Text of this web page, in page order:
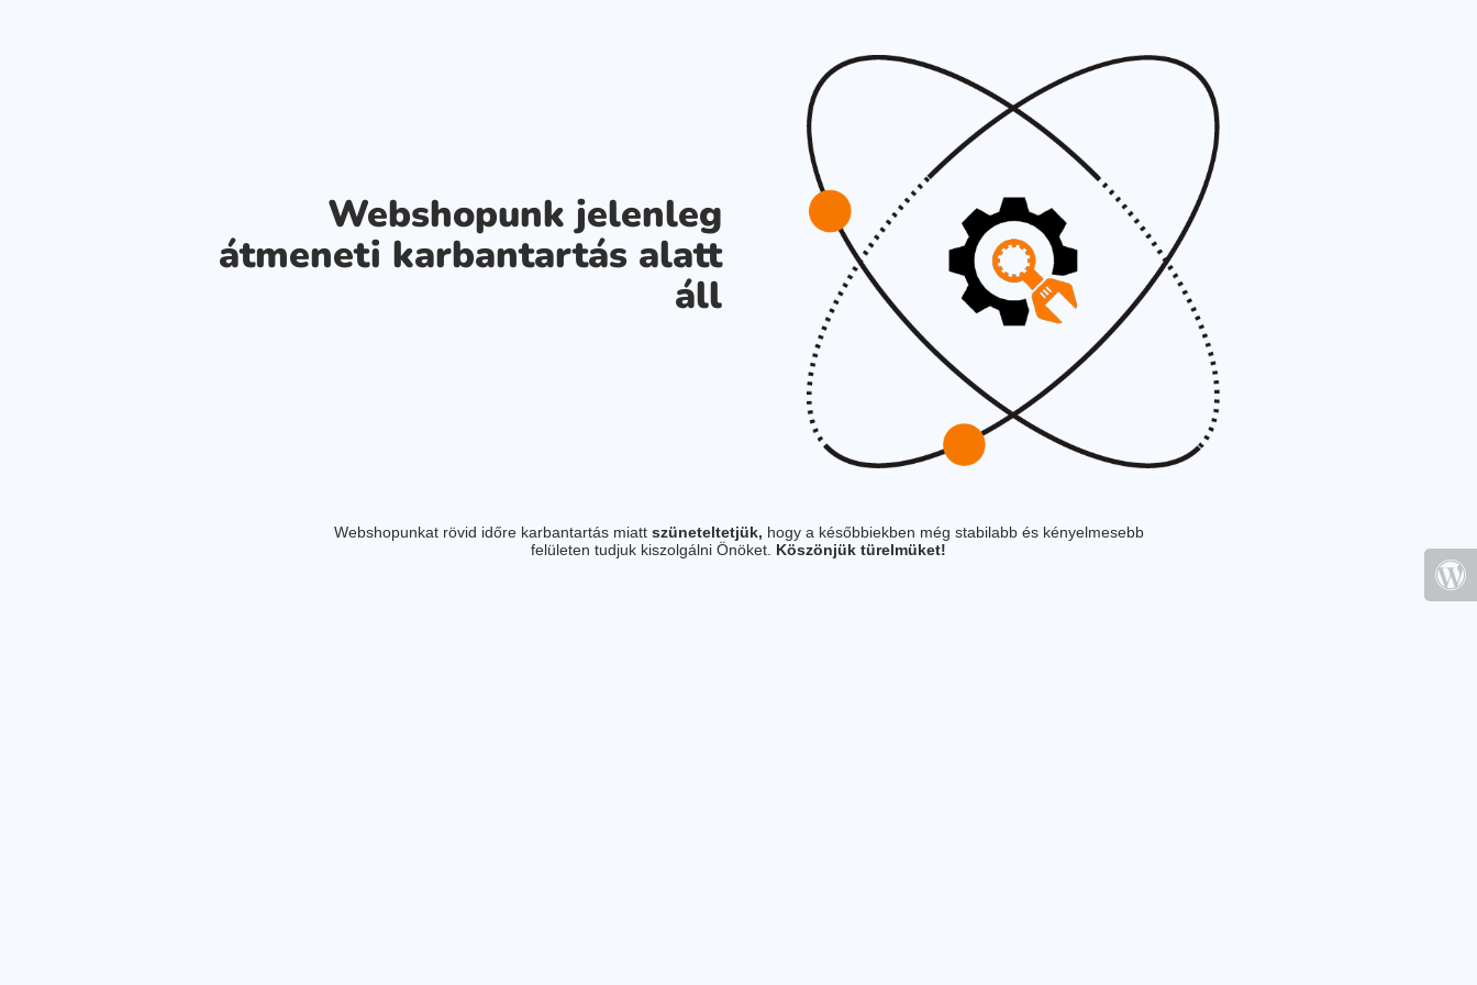
Webshopunk jelenleg
átmeneti karbantartás alatt
áll
Webshopunkat rövid időre karbantartás miatt szüneteltetjük, hogy a későbbiekben még stabilabb és kényelmesebb
felületen tudjuk kiszolgálni Önöket. Köszönjük türelmüket!